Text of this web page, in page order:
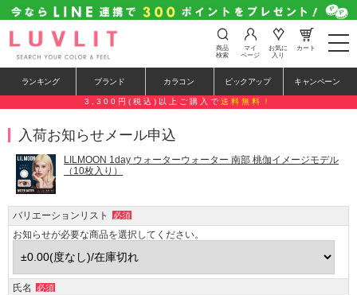
t
o
e
n
g
o
商品
検索
マイ
ページ
お気に
入り
カート
ランキング ブランド カラコン ピックアップ キャンペーン
3,300円(税込)以上ご購入で 送料無料！
入荷お知らせメール申込
LILMOON 1day ウォーターウォーター 南部 桃伽イメージモデル
（10枚入り）
バリエーションリスト 必須
お知らせが必要な商品を選択してください。
氏名 必須